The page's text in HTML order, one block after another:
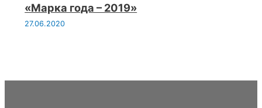
«Марка года – 2019»
27.06.2020